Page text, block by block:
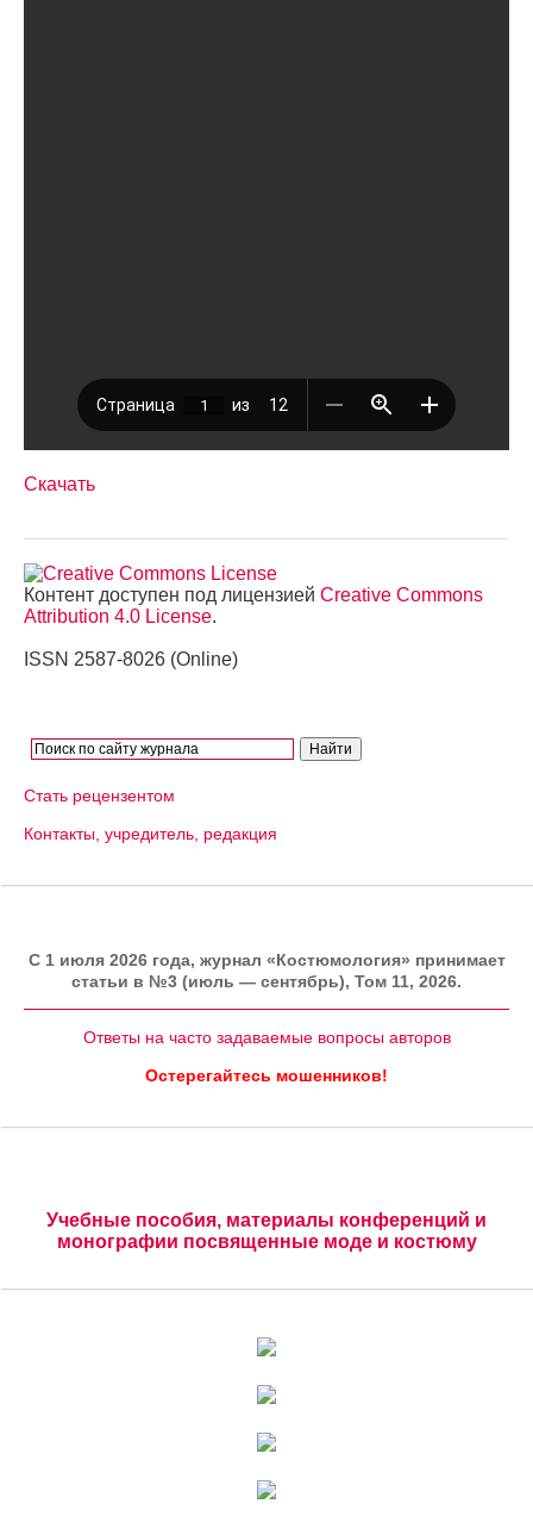
Скачать
Контент доступен под лицензией Creative Commons
Attribution 4.0 License.
ISSN 2587-8026 (Online)
Стать рецензентом
Контакты, учредитель, редакция
C 1 июля 2026 года, журнал «Костюмология» принимает
статьи в №3 (июль — сентябрь), Том 11, 2026.
Ответы на часто задаваемые вопросы авторов
Остерегайтесь мошенников!
Учебные пособия, материалы конференций и
монографии посвященные моде и костюму